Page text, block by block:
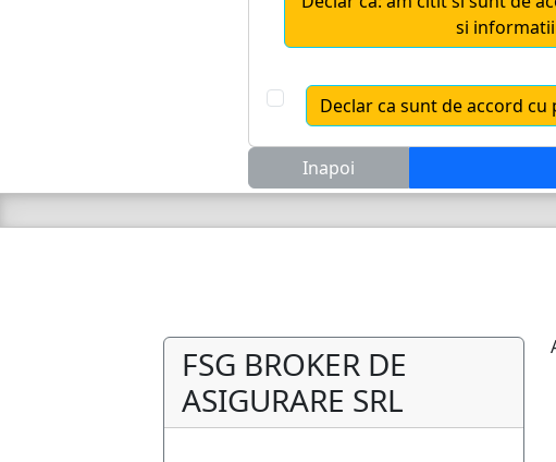
si
Declar ca sunt de accord
Inapoi
FSG BROKER DE
ASIGURARE SRL